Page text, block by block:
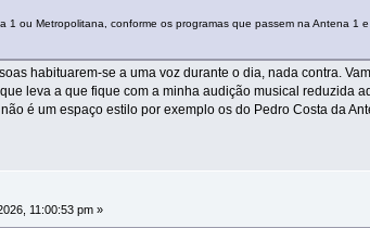
1 ou Metropolitana, conforme os programas que passem na Antena
habituarem-se a uma voz durante o dia, nada contra.
leva a que fique com a minha audição musical reduzida
é um espaço estilo por exemplo os do Pedro Costa da
11:00:53 pm »